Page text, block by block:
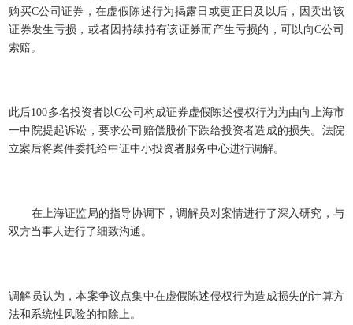
购买C公司证券，在虚假陈述行为揭露日或更正日及以后，因卖出该
证券发生亏损，或者因持续持有该证券而产生亏损的，可以向C公司
索赔。
此后100多名投资者以C公司构成证券虚假陈述侵权行为为由向上海市
一中院提起诉讼，要求公司赔偿股价下跌给投资者造成的损失。法院
立案后将案件委托给中证中小投资者服务中心进行调解。
在上海证监局的指导协调下，调解员对案情进行了深入研究，与
双方当事人进行了细致沟通。
调解员认为，本案争议点集中在虚假陈述侵权行为造成损失的计算方
法和系统性风险的扣除上。